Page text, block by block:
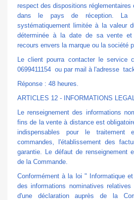
respect des dispositions
dans le pays de réception. La
systématiquement limitée à la valeur
déterminée à la date de sa vente
recours envers la marque ou la société
Le client pourra contacter le service
0699411154 ou par mail à l'adresse
Réponse : 48 heures.
ARTICLES 12 - INFORMATIONS
Le renseignement des informations
fins de la vente à distance est
indispensables pour le traitement
commandes, l'établissement des
garantie. Le défaut de renseignement
de la Commande.
Conformément à la loi " Informatique
des informations nominatives
d'une déclaration auprès de la